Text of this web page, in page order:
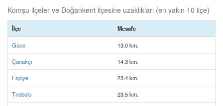
Komşu ilçeler ve Doğankent ilçesine uzaklıkları (en yakın 10 ilçe)
İlçe Mesafe
Güce 13.0 km.
Çanakçı 14.3 km.
Espiye 23.4 km.
Tirebolu 23.5 km.